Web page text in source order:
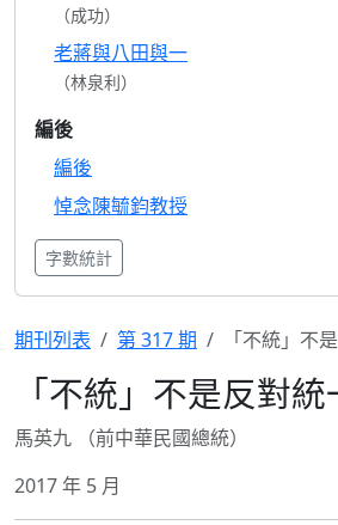
（成功）
老蔣與八田與一
（林泉利）
編後
編後
悼念陳毓鈞教授
字數統計
期刊列表 第 317 期 「不統」不
「不統」不是反對統
馬英九 （前中華民國總統）
2017 年 5 月